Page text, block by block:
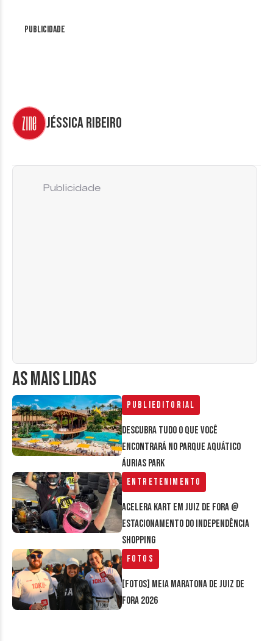
Publicidade
Jéssica Ribeiro
AS MAIS LIDAS
Publieditorial
Descubra tudo o que você
encontrará no parque aquático
Áurias Park
Entretenimento
Acelera Kart em Juiz de Fora @
estacionamento do Independência
Shopping
Fotos
[FOTOS] Meia Maratona de Juiz de
Fora 2026
Publicidade